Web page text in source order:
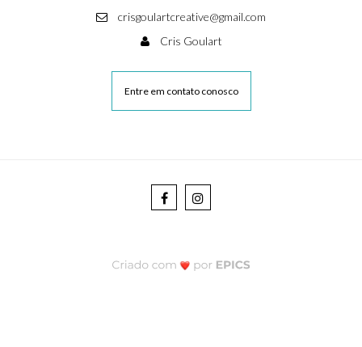
crisgoulartcreative@gmail.com
Cris Goulart
Entre em contato conosco